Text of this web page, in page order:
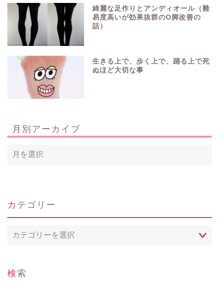
綺麗な足作りとアンディオール（難
易度高いが効果抜群のO脚改善の
話）
生きる上で、歩く上で、踊る上で死
ぬほど大切な事
月別アーカイブ
カテゴリー
テ
ー 検索